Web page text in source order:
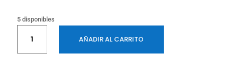
5 disponibles
STARKER
AIR
AÑADIR AL CARRITO